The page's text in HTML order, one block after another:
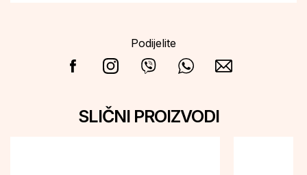
Podijelite
SLIČNI PROIZVODI